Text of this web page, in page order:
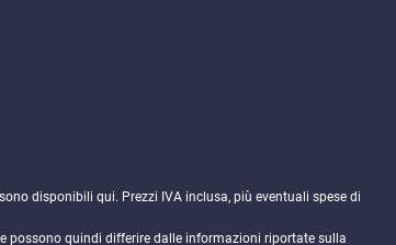
disponibili qui. Prezzi IVA inclusa, più eventuali spese di
possono quindi differire dalle informazioni riportate sulla